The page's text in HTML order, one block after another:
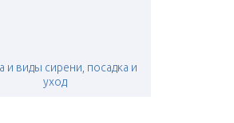
и виды сирени, посадка и
уход